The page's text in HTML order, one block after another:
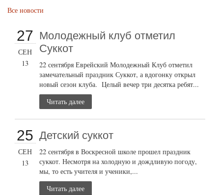
Все новости
27
СЕН
13
Молодежный клуб отметил
Суккот
22 сентября Еврейский Молодежный Клуб отметил
замечательный праздник Суккот, а вдогонку открыл
новый сезон клуба. Целый вечер три десятка ребят...
Читать далее
25
СЕН
13
Детский суккот
22 сентября в Воскресной школе прошел праздник
суккот. Несмотря на холодную и дождливую погоду,
мы, то есть учителя и ученики,...
Читать далее